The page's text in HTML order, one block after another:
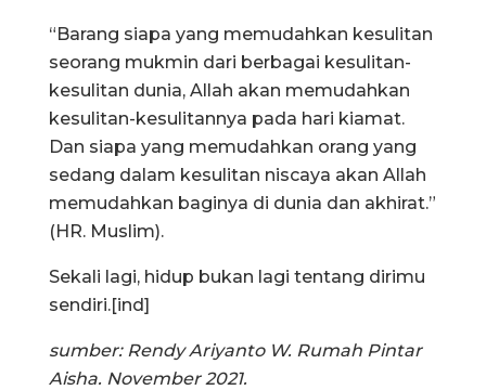
“Barang siapa yang memudahkan kesulitan
seorang mukmin dari berbagai kesulitan-
kesulitan dunia, Allah akan memudahkan
kesulitan-kesulitannya pada hari kiamat.
Dan siapa yang memudahkan orang yang
sedang dalam kesulitan niscaya akan Allah
memudahkan baginya di dunia dan akhirat.”
(HR. Muslim).
Sekali lagi, hidup bukan lagi tentang dirimu
sendiri.[ind]
sumber: Rendy Ariyanto W. Rumah Pintar
Aisha. November 2021.